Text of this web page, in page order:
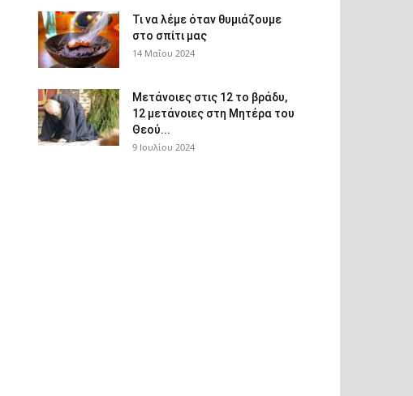
Τι να λέμε όταν θυμιάζουμε
στο σπίτι μας
14 Μαΐου 2024
Μετάνοιες στις 12 το βράδυ,
12 μετάνοιες στη Μητέρα του
Θεού...
9 Ιουλίου 2024